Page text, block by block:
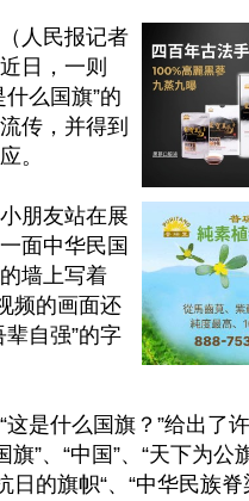
人民报记者
日，一则
么国旗”的
传，并得到
。
朋友站在展
面中华民国
墙上写着
频的画面还
自强”的字
这是什么国旗？”给出了
旗”、“中国”、“天下为公
日的旗帜“、“中华民族脊